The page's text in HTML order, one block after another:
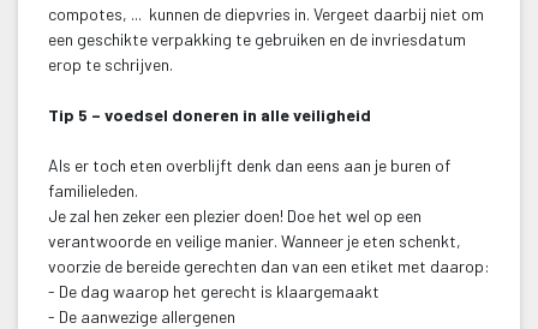
compotes, ... kunnen de diepvries in. Vergeet daarbij niet om
een geschikte verpakking te gebruiken en de invriesdatum
erop te schrijven.
Tip 5 – voedsel doneren in alle veiligheid
Als er toch eten overblijft denk dan eens aan je buren of
familieleden.
Je zal hen zeker een plezier doen! Doe het wel op een
verantwoorde en veilige manier. Wanneer je eten schenkt,
voorzie de bereide gerechten dan van een etiket met daarop:
- De dag waarop het gerecht is klaargemaakt
- De aanwezige allergenen